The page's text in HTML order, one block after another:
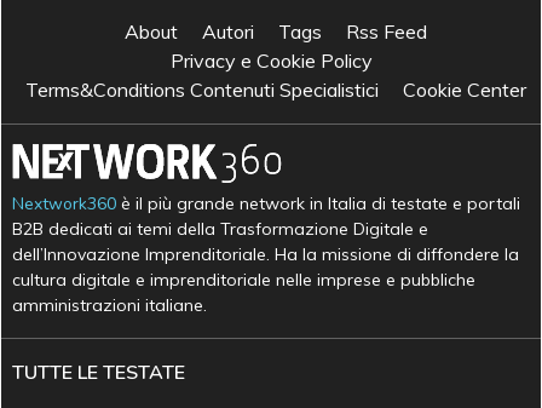
About Autori Tags
Rss Feed
Privacy e Cookie Policy
Terms&Conditions Contenuti Specialistici
Cookie Center
Nextwork360 è il più grande network in Italia di testate e portali
B2B dedicati ai temi della Trasformazione Digitale e
dell’Innovazione Imprenditoriale. Ha la missione di diffondere la
cultura digitale e imprenditoriale nelle imprese e pubbliche
amministrazioni italiane.
TUTTE LE TESTATE